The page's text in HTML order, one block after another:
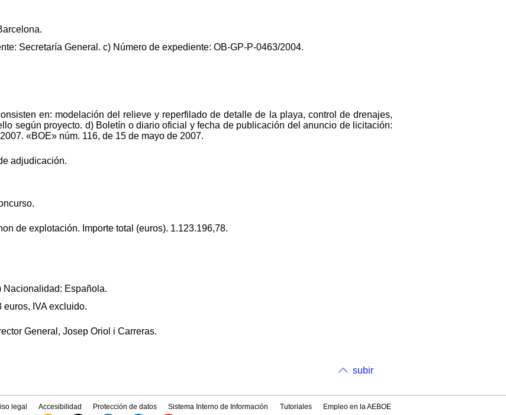
Secretaría General. c) Número de expediente: OB-GP-P-0463/2004.
en: modelación del relieve y reperfilado de detalle de la playa, control de drenajes,
según proyecto. d) Boletín o diario oficial y fecha de publicación del anuncio de licitación:
«BOE» núm. 116, de 15 de mayo de 2007.
adjudicación.
de explotación. Importe total (euros). 1.123.196,78.
Nacionalidad: Española.
IVA excluido.
General, Josep Oriol i Carreras.
subir
legal Accesibilidad Protección de datos Sistema Interno de Información Tutoriales Empleo en la AEBOE